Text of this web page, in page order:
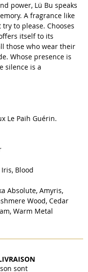
power, Lü Bu speaks
A fragrance like
to please. Chooses
itself to its
those who wear their
Whose presence is
silence is a
Le Paih Guérin.
Blood
Absolute, Amyris,
Wood, Cedar
Warm Metal
sont